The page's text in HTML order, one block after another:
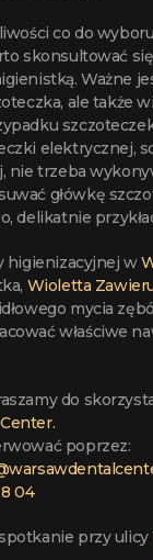
co do
skonsultować
Ważne
ale także
elektrycznej,
nie trzeba
główkę
delikatnie
higienizacyjnej w
Wioletta
mycia
właściwe
do
poprzez:
04
przy ulicy